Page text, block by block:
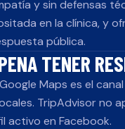
y sin defensas
en la clínica, y
pública.
TENER
Maps es el
TripAdvisor no
activo en Facebook.